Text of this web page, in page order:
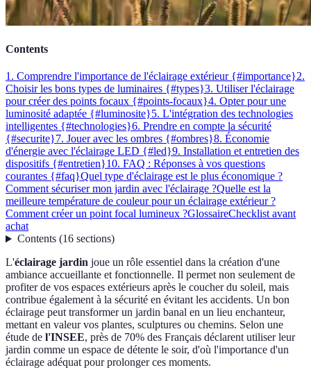
Contents
1. Comprendre l'importance de l'éclairage extérieur {#importance}2.
Choisir les bons types de luminaires {#types}3. Utiliser l'éclairage
pour créer des points focaux {#points-focaux}4. Opter pour une
luminosité adaptée {#luminosite}5. L'intégration des technologies
intelligentes {#technologies}6. Prendre en compte la sécurité
{#securite}7. Jouer avec les ombres {#ombres}8. Économie
d'énergie avec l'éclairage LED {#led}9. Installation et entretien des
dispositifs {#entretien}10. FAQ : Réponses à vos questions
courantes {#faq}Quel type d'éclairage est le plus économique ?
Comment sécuriser mon jardin avec l'éclairage ?Quelle est la
meilleure température de couleur pour un éclairage extérieur ?
Comment créer un point focal lumineux ?GlossaireChecklist avant
achat
Contents(16 sections)
L'éclairage jardin joue un rôle essentiel dans la création d'une
ambiance accueillante et fonctionnelle. Il permet non seulement de
profiter de vos espaces extérieurs après le coucher du soleil, mais
contribue également à la sécurité en évitant les accidents. Un bon
éclairage peut transformer un jardin banal en un lieu enchanteur,
mettant en valeur vos plantes, sculptures ou chemins. Selon une
étude de l'INSEE, près de 70% des Français déclarent utiliser leur
jardin comme un espace de détente le soir, d'où l'importance d'un
éclairage adéquat pour prolonger ces moments.